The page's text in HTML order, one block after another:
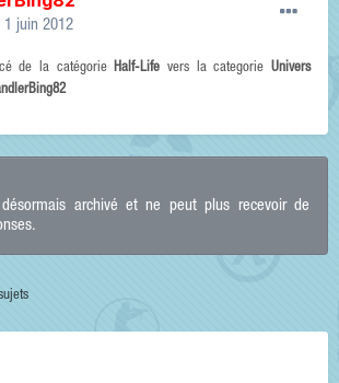
1 juin 2012
de la catégorieHalf-Life vers la categorieUnivers
archivé et ne peut plus recevoir de